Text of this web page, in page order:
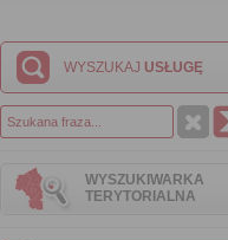
WYSZUKAJ USŁUGĘ
WYSZUKIWARKA
TERYTORIALNA